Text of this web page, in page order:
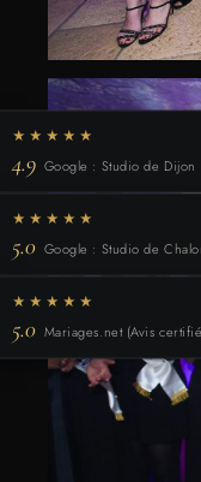
★★★★★
4.9 Google : Studio de Dijon
★★★★★
5.0 Google : Studio de
★★★★★
5.0 Mariages.net (Avis